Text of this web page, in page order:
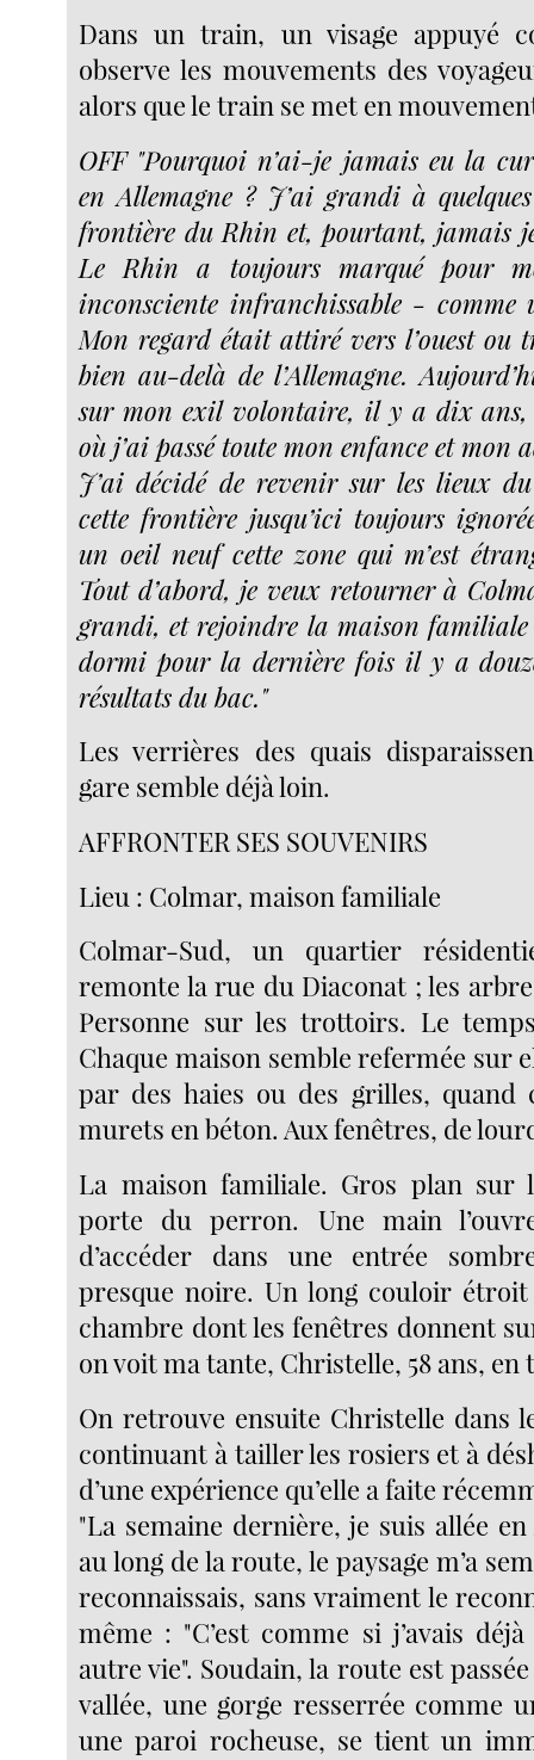
Dans un train, un visage appuyé
observe les mouvements des
alors que le train se met en
OFF "Pourquoi n’ai-je jamais eu la
en Allemagne ? J’ai grandi à
frontière du Rhin et, pourtant, jamais
Le Rhin a toujours marqué pour
inconsciente infranchissable -
Mon regard était attiré vers l’ouest ou
bien au-delà de l’Allemagne.
sur mon exil volontaire, il y a dix
où j’ai passé toute mon enfance et mon
J’ai décidé de revenir sur les lieux
cette frontière jusqu’ici toujours
un oeil neuf cette zone qui m’est
Tout d’abord, je veux retourner à
grandi, et rejoindre la maison familiale
dormi pour la dernière fois il y a
résultats du bac."
Les verrières des quais
gare semble déjà loin.
AFFRONTER SES SOUVENIRS
Lieu : Colmar, maison familiale
Colmar-Sud, un quartier
remonte la rue du Diaconat ; les
Personne sur les trottoirs. Le
Chaque maison semble refermée sur
par des haies ou des grilles, quand
murets en béton. Aux fenêtres, de
La maison familiale. Gros plan sur
porte du perron. Une main
d’accéder dans une entrée
presque noire. Un long couloir étroit
chambre dont les fenêtres donnent
on voit ma tante, Christelle, 58 ans,
On retrouve ensuite Christelle dans
continuant à tailler les rosiers et à
d’une expérience qu’elle a faite
"La semaine dernière, je suis allée
au long de la route, le paysage m’a
reconnaissais, sans vraiment le
même : "C’est comme si j’avais
autre vie". Soudain, la route est
vallée, une gorge resserrée comme
une paroi rocheuse, se tient un